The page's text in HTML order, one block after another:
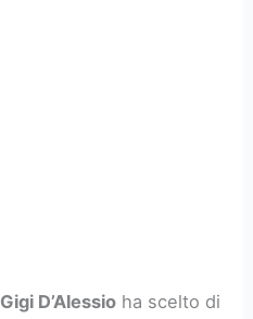
Gigi D’Alessio ha scelto di